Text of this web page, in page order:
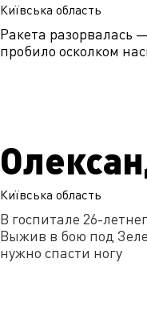
Київська область
Ракета разорвалась
пробило осколком
Київська область
В госпитале 26-
Выжив в бою под
нужно спасти ногу